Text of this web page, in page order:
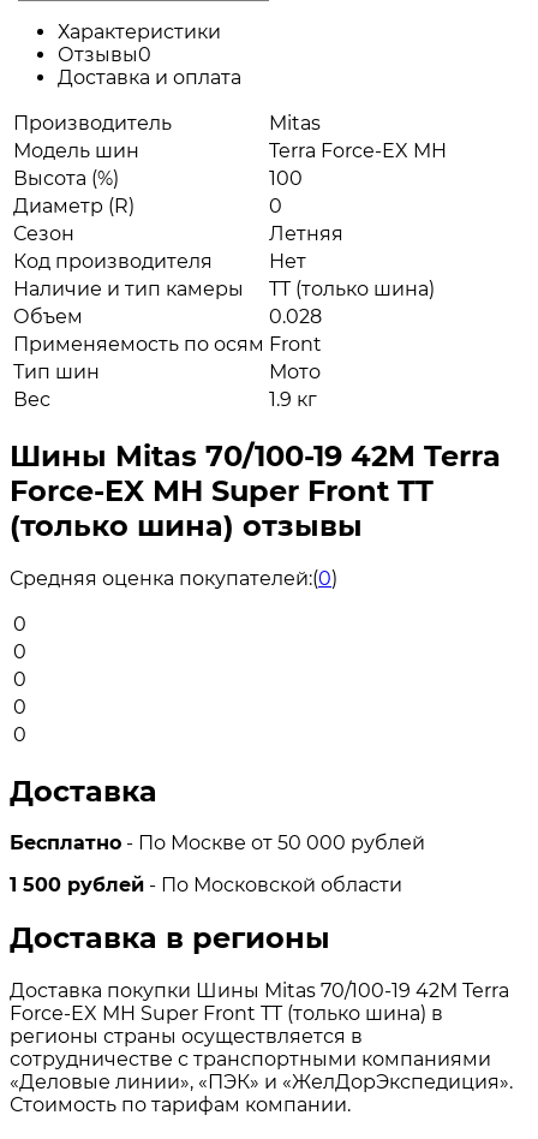
Характеристики
Отзывы0
Доставка и оплата
Производитель
Mitas
Модель шин
Terra Force-EX MH
Высота (%)
100
Диаметр (R)
0
Сезон
Летняя
Код производителя
Нет
Наличие и тип камеры
TT (только шина)
Объем
0.028
Применяемость по осям Front
Тип шин
Мото
Вес
1.9 кг
Шины Mitas 70/100-19 42M Terra
Force-EX MH Super Front TT
(только шина) отзывы
Средняя оценка покупателей:(0)
0
0
0
0
0
Доставка
Бесплатно - По Москве от 50 000 рублей
1 500 рублей - По Московской области
Доставка в регионы
Доставка покупки Шины Mitas 70/100-19 42M Terra
Force-EX MH Super Front TT (только шина) в
регионы страны осуществляется в
сотрудничестве с транспортными компаниями
«Деловые линии», «ПЭК» и «ЖелДорЭкспедиция».
Стоимость по тарифам компании.